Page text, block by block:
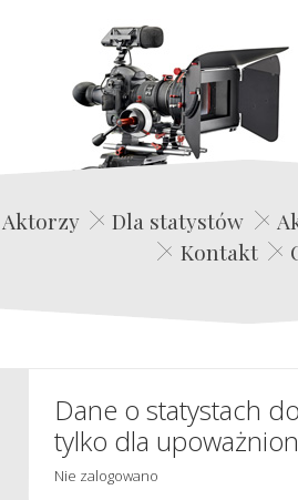
Aktorzy Dla statystów
Kontakt
Dane o statystach
tylko dla
Nie zalogowano